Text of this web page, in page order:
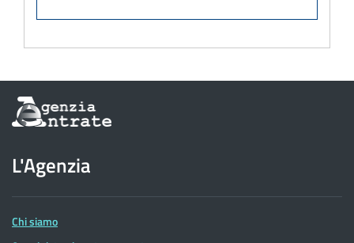
Informazioni
sul
dell'Agenzia
delle
Entrate
L'Agenzia
Chi siamo